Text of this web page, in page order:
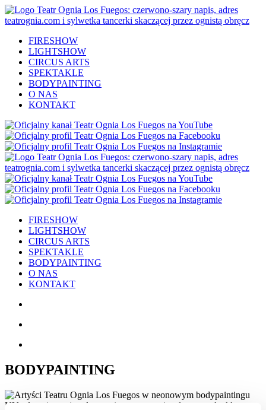
FIRESHOW
LIGHTSHOW
CIRCUS ARTS
SPEKTAKLE
BODYPAINTING
O NAS
KONTAKT
FIRESHOW
LIGHTSHOW
CIRCUS ARTS
SPEKTAKLE
BODYPAINTING
O NAS
KONTAKT
BODYPAINTING